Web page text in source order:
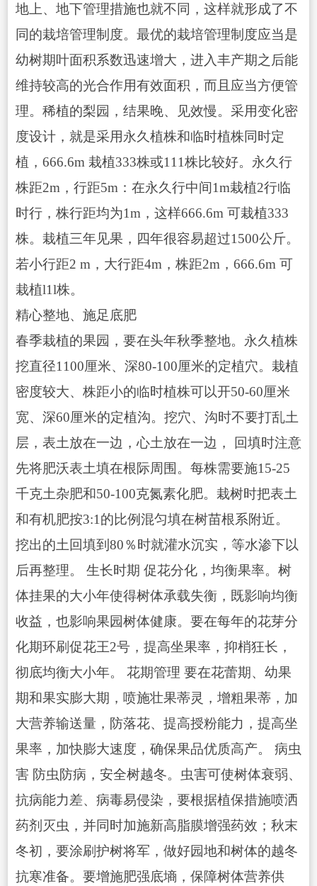
地上、地下管理措施也就不同，这样就形成了不
同的栽培管理制度。最优的栽培管理制度应当是
幼树期叶面积系数迅速增大，进入丰产期之后能
维持较高的光合作用有效面积，而且应当方便管
理。稀植的梨园，结果晚、见效慢。采用变化密
度设计，就是采用永久植株和临时植株同时定
植，666.6m 栽植333株或111株比较好。永久行
株距2m，行距5m：在永久行中间1m栽植2行临
时行，株行距均为1m，这样666.6m 可栽植333
株。栽植三年见果，四年很容易超过1500公斤。
若小行距2 m，大行距4m，株距2m，666.6m 可
栽植l1l株。
精心整地、施足底肥
春季栽植的果园，要在头年秋季整地。永久植株
挖直径1100厘米、深80-100厘米的定植穴。栽植
密度较大、株距小的临时植株可以开50-60厘米
宽、深60厘米的定植沟。挖穴、沟时不要打乱土
层，表土放在一边，心土放在一边， 回填时注意
先将肥沃表土填在根际周围。每株需要施15-25
千克土杂肥和50-100克氮素化肥。栽树时把表土
和有机肥按3:1的比例混匀填在树苗根系附近。
挖出的土回填到80％时就灌水沉实，等水渗下以
后再整理。 生长时期 促花分化，均衡果率。树
体挂果的大小年使得树体承载失衡，既影响均衡
收益，也影响果园树体健康。要在每年的花芽分
化期环刷促花王2号，提高坐果率，抑梢狂长，
彻底均衡大小年。 花期管理 要在花蕾期、幼果
期和果实膨大期，喷施壮果蒂灵，增粗果蒂，加
大营养输送量，防落花、提高授粉能力，提高坐
果率，加快膨大速度，确保果品优质高产。 病虫
害 防虫防病，安全树越冬。虫害可使树体衰弱、
抗病能力差、病毒易侵染，要根据植保措施喷洒
药剂灭虫，并同时加施新高脂膜增强药效；秋末
冬初，要涂刷护树将军，做好园地和树体的越冬
抗寒准备。要增施肥强底墒，保障树体营养供